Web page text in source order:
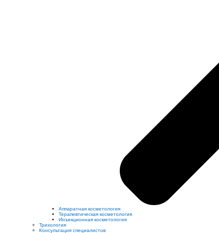
Аппаратная косметология
Терапевтическая косметология
Инъекционная косметология
Трихология
Консультация специалистов